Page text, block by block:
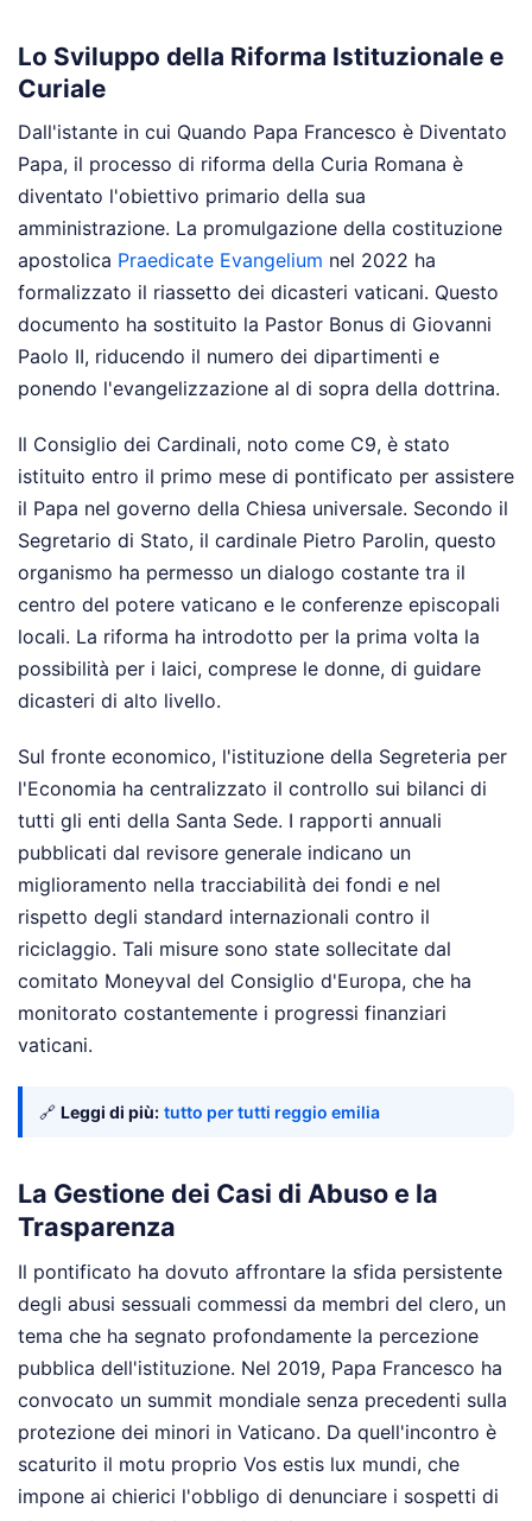
Lo Sviluppo della Riforma Istituzionale e
Curiale
Dall'istante in cui Quando Papa Francesco è Diventato
Papa, il processo di riforma della Curia Romana è
diventato l'obiettivo primario della sua
amministrazione. La promulgazione della costituzione
apostolica Praedicate Evangelium nel 2022 ha
formalizzato il riassetto dei dicasteri vaticani. Questo
documento ha sostituito la Pastor Bonus di Giovanni
Paolo II, riducendo il numero dei dipartimenti e
ponendo l'evangelizzazione al di sopra della dottrina.
Il Consiglio dei Cardinali, noto come C9, è stato
istituito entro il primo mese di pontificato per assistere
il Papa nel governo della Chiesa universale. Secondo il
Segretario di Stato, il cardinale Pietro Parolin, questo
organismo ha permesso un dialogo costante tra il
centro del potere vaticano e le conferenze episcopali
locali. La riforma ha introdotto per la prima volta la
possibilità per i laici, comprese le donne, di guidare
dicasteri di alto livello.
Sul fronte economico, l'istituzione della Segreteria per
l'Economia ha centralizzato il controllo sui bilanci di
tutti gli enti della Santa Sede. I rapporti annuali
pubblicati dal revisore generale indicano un
miglioramento nella tracciabilità dei fondi e nel
rispetto degli standard internazionali contro il
riciclaggio. Tali misure sono state sollecitate dal
comitato Moneyval del Consiglio d'Europa, che ha
monitorato costantemente i progressi finanziari
vaticani.
🔗 Leggi di più: tutto per tutti reggio emilia
La Gestione dei Casi di Abuso e la
Trasparenza
Il pontificato ha dovuto affrontare la sfida persistente
degli abusi sessuali commessi da membri del clero, un
tema che ha segnato profondamente la percezione
pubblica dell'istituzione. Nel 2019, Papa Francesco ha
convocato un summit mondiale senza precedenti sulla
protezione dei minori in Vaticano. Da quell'incontro è
scaturito il motu proprio Vos estis lux mundi, che
impone ai chierici l'obbligo di denunciare i sospetti di